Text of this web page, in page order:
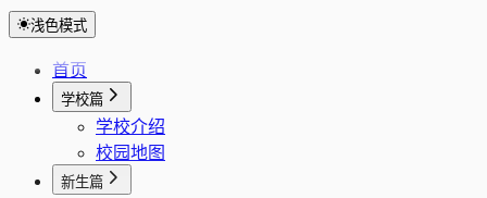
浅色模式
首页
学校篇
学校介绍
校园地图
新生篇